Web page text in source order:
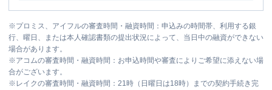
※プロミス、アイフルの審査時間・融資時間：申込みの時間帯、利用する銀
行、曜日、または本人確認書類の提出状況によって、当日中の融資ができない
場合があります。
※アコムの審査時間・融資時間：お申込時間や審査によりご希望に添えない場
合がございます。
※ レイクの審査時間・融資時間：21時（日曜日は18時）までの契約手続き完